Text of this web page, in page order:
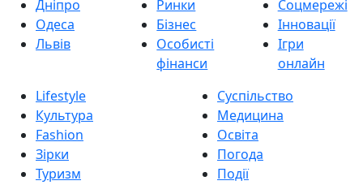
Дніпро
Одеса
Львів
Ринки
Бізнес
Особисті
фінанси
Соцмережі
Інновації
Ігри
онлайн
Lifestyle
Культура
Fashion
Зірки
Туризм
Суспільство
Медицина
Освіта
Погода
Події